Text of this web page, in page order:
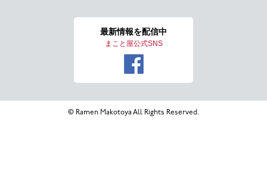
最新情報を配信中
まこと屋公式SNS
© Ramen Makotoya All Rights Reserved.